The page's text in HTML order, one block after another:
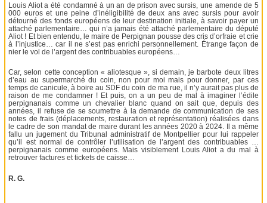
Louis Aliot a été condamné à un an de prison avec sursis, une amende de 5
000 euros et une peine d’inéligibilité de deux ans avec sursis pour avoir
détourné des fonds européens de leur destination initiale, à savoir payer un
attaché parlementaire… qui n’a jamais été attaché parlementaire du député
Aliot ! Et bien entendu, le maire de Perpignan pousse des cris d’orfraie et crie
à l’injustice… car il ne s’est pas enrichi personnellement. Étrange façon de
nier le vol de l’argent des contribuables européens…
Car, selon cette conception « aliotesque », si demain, je barbote deux litres
d’eau au supermarché du coin, non pour moi mais pour donner, par ces
temps de canicule, à boire au SDF du coin de ma rue, il n’y aurait pas plus de
raison de me condamner ! Et puis, on a un peu de mal à imaginer l’édile
perpignanais comme un chevalier blanc quand on sait que, depuis des
années, il refuse de se soumettre à la demande de communication de ses
notes de frais (déplacements, restauration et représentation) réalisées dans
le cadre de son mandat de maire durant les années 2020 à 2024. Il a même
fallu un jugement du Tribunal administratif de Montpellier pour lui rappeler
qu’il est normal de contrôler l’utilisation de l’argent des contribuables …
perpignanais comme européens. Mais visiblement Louis Aliot a du mal à
retrouver factures et tickets de caisse…
R. G.